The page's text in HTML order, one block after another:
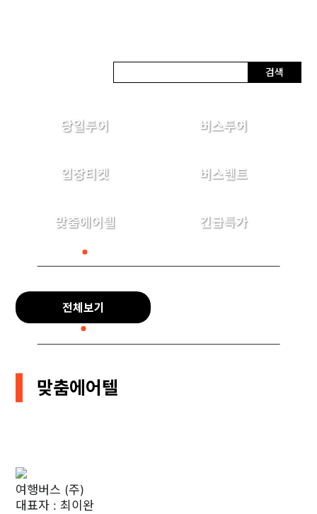
검색
당일투어 버스투어
입장티켓 버스렌트
맞춤에어텔 긴급특가
전체보기
맞춤에어텔
여행버스 (주)
대표자 : 최이완